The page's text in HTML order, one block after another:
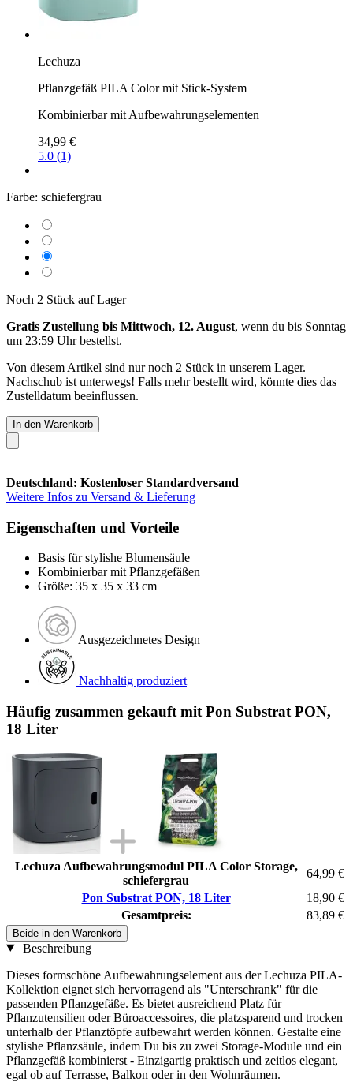
Lechuza
Pflanzgefäß PILA Color mit Stick-System
Kombinierbar mit Aufbewahrungselementen
34,99 €
5.0 (1)
Farbe: schiefergrau
Noch 2 Stück auf Lager
Gratis Zustellung bis Mittwoch, 12. August, wenn du bis Sonntag
um 23:59 Uhrbestellst.
Von diesem Artikel sind nur noch 2 Stück in unserem Lager.
Nachschub ist unterwegs! Falls mehr bestellt wird, könnte dies das
Zustelldatum beeinflussen.
In den Warenkorb
Deutschland: Kostenloser Standardversand
Weitere Infos zu Versand & Lieferung
Eigenschaften und Vorteile
Basis für stylishe Blumensäule
Kombinierbar mit Pflanzgefäßen
Größe: 35 x 35 x 33 cm
Ausgezeichnetes Design
Nachhaltig produziert
Häufig zusammen gekauft mit Pon Substrat PON,
18 Liter
Lechuza Aufbewahrungsmodul PILA Color Storage,
schiefergrau
64,99 €
Pon Substrat PON, 18 Liter
18,90 €
Gesamtpreis:
83,89 €
Beide in den Warenkorb
Beschreibung
Dieses formschöne Aufbewahrungselement aus der Lechuza PILA-
Kollektion eignet sich hervorragend als "Unterschrank" für die
passenden Pflanzgefäße. Es bietet ausreichend Platz für
Pflanzutensilien oder Büroaccessoires, die platzsparend und trocken
unterhalb der Pflanztöpfe aufbewahrt werden können. Gestalte eine
stylishe Pflanzsäule, indem Du bis zu zwei Storage-Module und ein
Pflanzgefäß kombinierst - Einzigartig praktisch und zeitlos elegant,
egal ob auf Terrasse, Balkon oder in den Wohnräumen.